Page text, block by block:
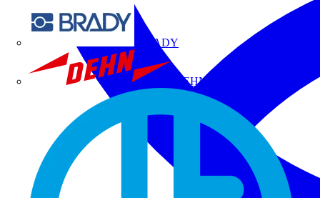
BRADY
DEHN